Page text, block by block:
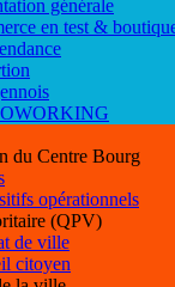
générale
en test &
du Centre Bourg
opérationnels
(QPV)
de ville
citoyen